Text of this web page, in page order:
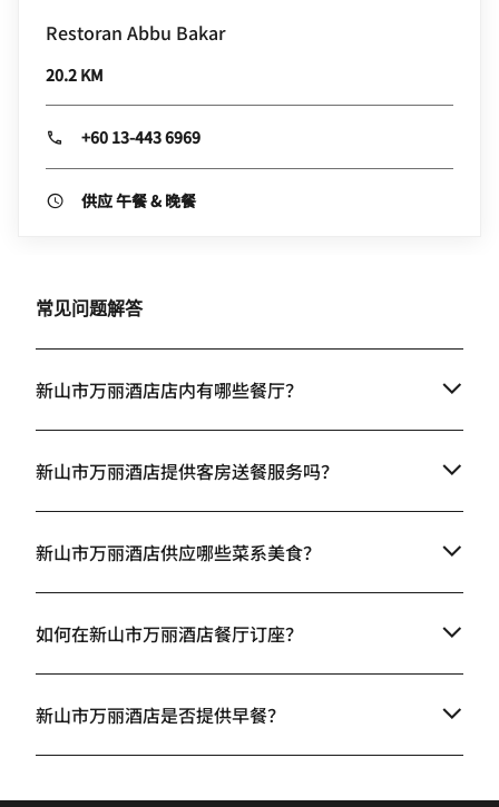
Restoran Abbu Bakar
20.2 KM
+60 13-443 6969
供应 午餐 & 晚餐
常见问题解答
新山市万丽酒店店内有哪些餐厅？
新山市万丽酒店提供客房送餐服务吗？
新山市万丽酒店供应哪些菜系美食？
如何在新山市万丽酒店餐厅订座？
新山市万丽酒店是否提供早餐？